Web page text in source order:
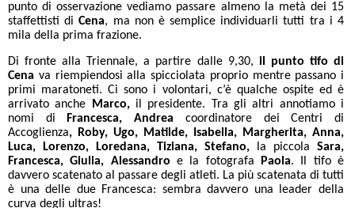
punto di osservazione vediamo passare almeno la metà dei 15
staffettisti diCena, ma non è semplice individuarli tutti tra i 4
mila della prima frazione.
Di fronte alla Triennale, a partire dalle 9,30, il punto tifo di
Cena va riempiendosi alla spicciolata proprio mentre passano i
primi maratoneti. Ci sono i volontari, c’è qualche ospite ed è
arrivato anche
Marco, il presidente. Tra gli altri annotiamo i
nomi di
Francesca, Andrea coordinatore dei Centri di
Accoglienza, Roby, Ugo, Matilde, Isabella, Margherita, Anna,
Luca, Lorenzo, Loredana, Tiziana, Stefano,
la piccola Sara,
Francesca, Giulia, Alessandro e la fotografa Paola. Il tifo è
davvero scatenato al passare degli atleti. La più scatenata di tutti
è una delle due Francesca: sembra davvero una leader della
curva degli ultras!